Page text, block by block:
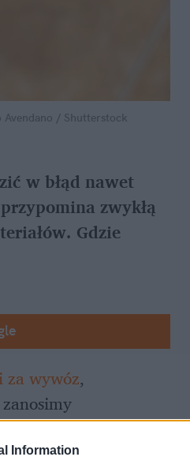
Information
Avendano / Shutterstock
w błąd nawet
zwykłą
Gdzie
za wywóz,
po mleku wciąż
przecież kryją w